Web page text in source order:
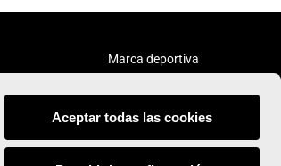
Aceptar todas las cookies
Marca deportiva